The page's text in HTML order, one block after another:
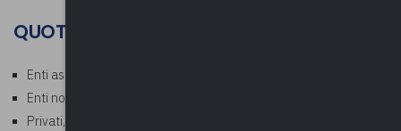
QUOTE
Enti associati: Gratuito
Enti non associati: € 35,00 a persona* (esente IVA)
Privati, aziende, studi professionali: € 42,70 a persona (€ 35,00